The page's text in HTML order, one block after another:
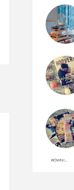
RÓWNI...